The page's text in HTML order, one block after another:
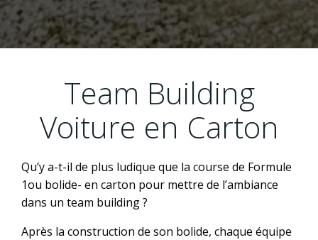
Team Building
Voiture en Carton
Qu’y a-t-il de plus ludique que la course de Formule
1ou bolide- en carton pour mettre de l’ambiance
dans un team building ?
Après la construction de son bolide, chaque équipe